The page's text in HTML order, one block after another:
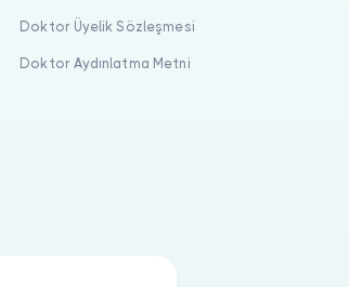
Doktor Üyelik Sözleşmesi
Doktor Aydınlatma Metni